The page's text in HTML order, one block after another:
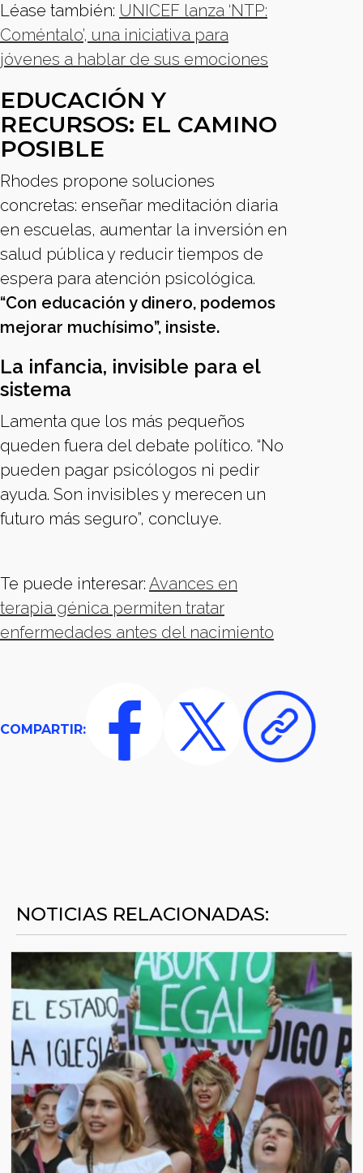
Léase también: UNICEF lanza ‘NTP:
Coméntalo’, una iniciativa para
jóvenes a hablar de sus emociones
EDUCACIÓN Y
RECURSOS: EL CAMINO
POSIBLE
Rhodes propone soluciones
concretas: enseñar meditación diaria
en escuelas, aumentar la inversión en
salud pública y reducir tiempos de
espera para atención psicológica.
“Con educación y dinero, podemos
mejorar muchísimo”, insiste.
La infancia, invisible para el
sistema
Lamenta que los más pequeños
queden fuera del debate político. “No
pueden pagar psicólogos ni pedir
ayuda. Son invisibles y merecen un
futuro más seguro”, concluye.
Te puede interesar: Avances en
terapia génica permiten tratar
enfermedades antes del nacimiento
COMPARTIR:
NOTICIAS RELACIONADAS: